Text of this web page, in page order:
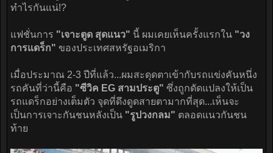
ทำไรกันแน่!?
แฟชั่นการ "เจาะตูด สุดแนว" นี้ ผมเคยเห็นครั้งแรกใน "วง
การแดร็ก" ของประเทศสหรัฐอเมริกา
เมื่อประมาณ 2-3 ปีที่แล้ว...ผมสะดุดตาเข้ากับรถแข่งคันหนึ่ง
รถคันที่ว่านี้คือ "ซีวิค EG สามประตู" ซึ่งถูกดัดแปลงให้เป็น
รถแดร็กอย่างเต็มตัว จุดที่ดึงดูดสายตามากที่สุด...เห็นจะ
เป็นการเจาะกันชนหลังเป็น "รูปวงกลม" ตลอดแนวกันชน
ท้าย